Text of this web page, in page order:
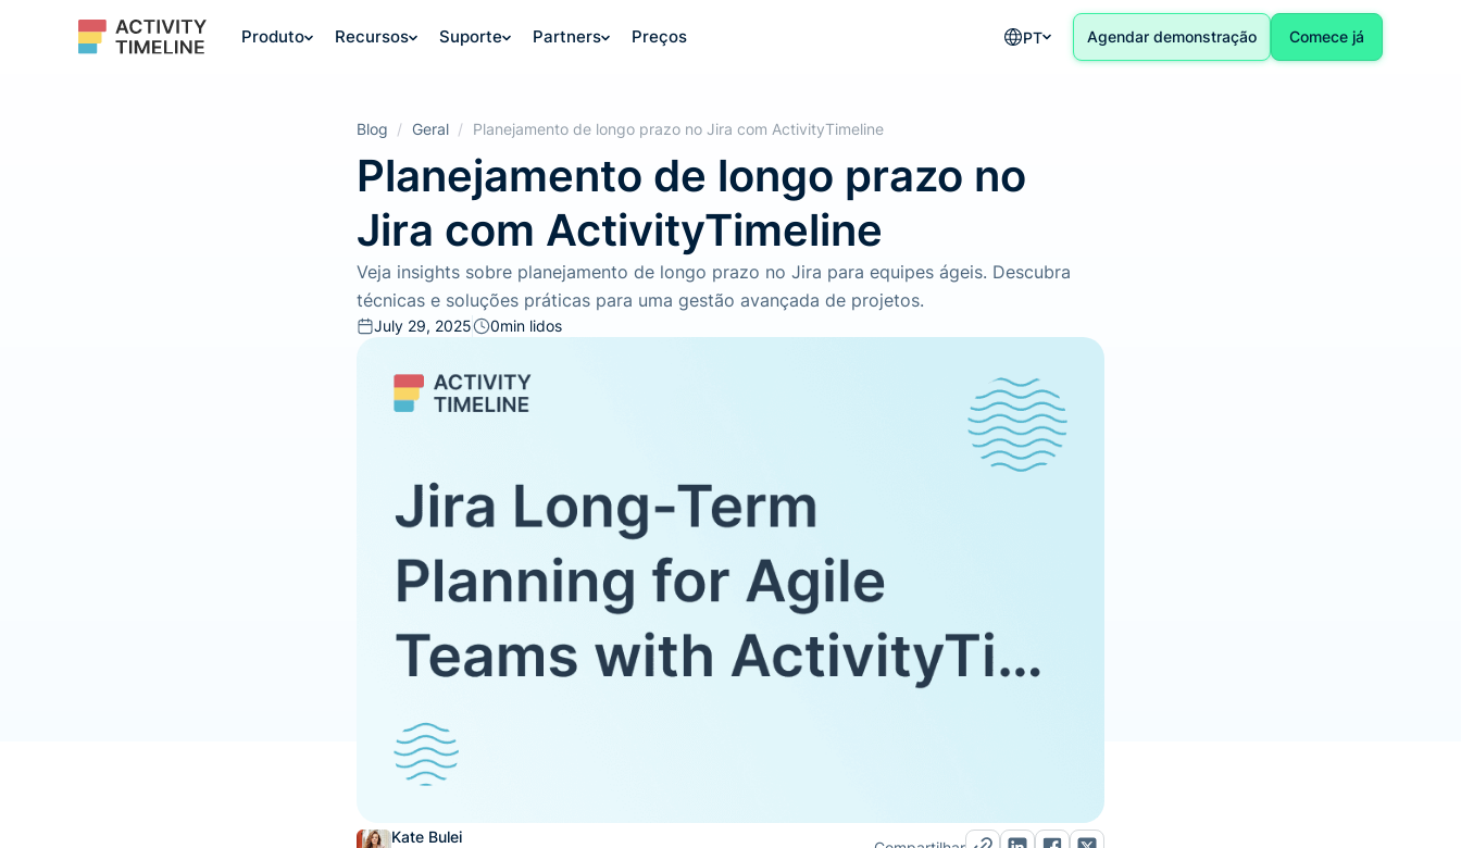
Produto Recursos Suporte Partners Preços PT-BR Agendar demonstração Comece já
Blog / Geral / Planejamento de longo prazo no Jira com ActivityTimeline
Planejamento de longo prazo no
Jira com ActivityTimeline
Veja insights sobre planejamento de longo prazo no Jira para equipes ágeis. Descubra
técnicas e soluções práticas para uma gestão avançada de projetos.
July 29, 2025 0min lidos
Kate Bulei